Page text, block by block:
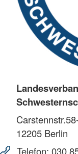
12205 Berlin
Telefon: 030